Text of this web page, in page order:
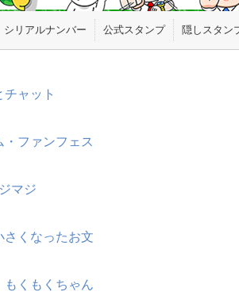
シリアルナンバー 公式スタンプ 隠しスタン
ャット
ファンフェス
マジ
さくなったお文
もくもくちゃん